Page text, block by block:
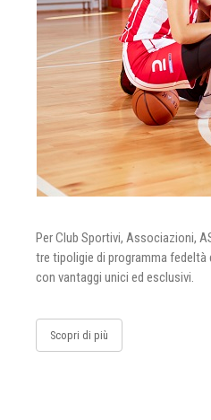
Per Club Sportivi, Associazioni,
tre tipoligie di programma fedeltà
con vantaggi unici ed esclusivi.
Scopri di più